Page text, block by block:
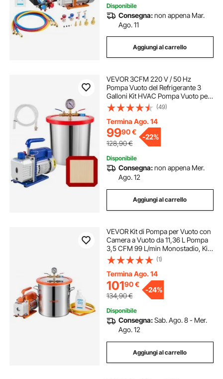
Disponibile
Consegna:non appena Mar.
Ago. 11
Aggiungi al carrello
VEVOR 3CFM 220 V / 50 Hz
Pompa Vuoto del Refrigerante 3
Galloni Kit HVAC Pompa Vuoto per
Degasaggio del Refrigerante
(49)
Termina Ago. 14
9990€
128,90€
-22%
Disponibile
Consegna:non appena Mer.
Ago. 12
Aggiungi al carrello
VEVOR Kit di Pompa per Vuoto con
Camera a Vuoto da 11,36 L Pompa
3,5 CFM 99 L/min Monostadio, Kit
Camera di Degasaggio in Acciaio
Inox, Coperchio in Vetro
Temperato, Tubo da 1,5 m
(1)
Termina Ago. 14
10190€
134,90€
-24%
Disponibile
Consegna:Sab. Ago. 8 - Mer.
Ago. 12
Aggiungi al carrello